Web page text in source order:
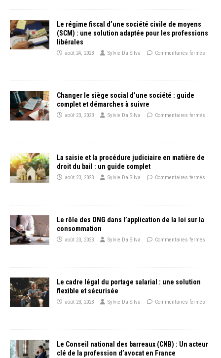
Le régime fiscal d’une société civile de moyens
(SCM) : une solution adaptée pour les professions
libérales
août 24, 2023 Sylvie Da Silva Commentaires fermés
Changer le siège social d’une société : guide
complet et démarches à suivre
août 23, 2023 Sylvie Da Silva Commentaires fermés
La saisie et la procédure judiciaire en matière de
droit du bail : un guide complet
août 23, 2023 Sylvie Da Silva Commentaires fermés
Le rôle des ONG dans l’application de la loi sur la
consommation
août 23, 2023 Sylvie Da Silva Commentaires fermés
Le cadre légal du portage salarial : une solution
flexible et sécurisée
août 23, 2023 Sylvie Da Silva Commentaires fermés
Le Conseil national des barreaux (CNB) : Un acteur
clé de la profession d’avocat en France